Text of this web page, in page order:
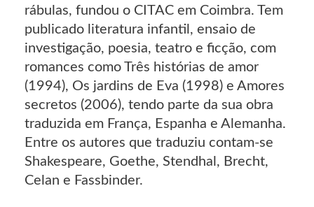
rábulas, fundou o CITAC em Coimbra. Tem
publicado literatura infantil, ensaio de
investigação, poesia, teatro e ficção, com
romances como Três histórias de amor
(1994), Os jardins de Eva (1998) e Amores
secretos (2006), tendo parte da sua obra
traduzida em França, Espanha e Alemanha.
Entre os autores que traduziu contam-se
Shakespeare, Goethe, Stendhal, Brecht,
Celan e Fassbinder.